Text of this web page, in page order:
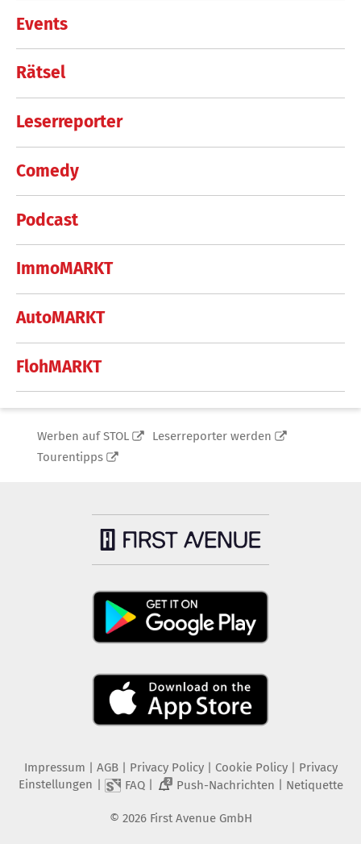
Events
Rätsel
Leserreporter
Comedy
Podcast
ImmoMARKT
AutoMARKT
FlohMARKT
Werben auf STOL
Leserreporter werden
Tourentipps
Impressum AGB Privacy Policy| Cookie Policy| Privacy
Einstellungen
FAQ| 2 Push-Nachrichten Netiquette
© 2026 First Avenue GmbH